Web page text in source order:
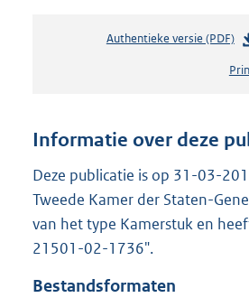
Authentieke versie (PDF)b
s
n
s
r
o
Informatie over deze
Deze publicatie is op 31-03-
Tweede Kamer der Staten-
van het type Kamerstuk en
21501-02-1736".
Bestandsformaten